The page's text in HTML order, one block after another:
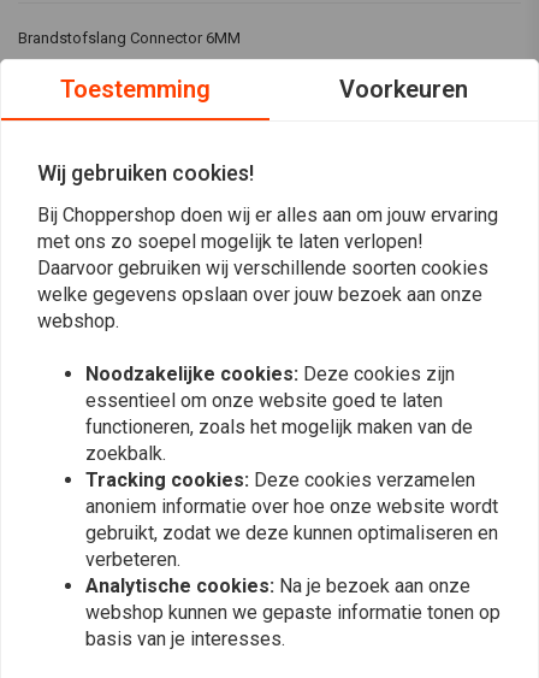
Brandstofslang Connector 6MM
(0 beoordelingen)
Plaats ook een review
Vergelijkbare producten
Toestemming Voorkeuren
Wij gebruiken cookies!
Bij Choppershop doen wij er alles aan om jouw ervaring
met ons zo soepel mogelijk te laten verlopen!
Daarvoor gebruiken wij verschillende soorten cookies
welke gegevens opslaan over jouw bezoek aan onze
webshop.
Noodzakelijke cookies: Deze cookies zijn
essentieel om onze website goed te laten
functioneren, zoals het mogelijk maken van de
zoekbalk.
Tracking cookies: Deze cookies verzamelen
anoniem informatie over hoe onze website wordt
gebruikt, zodat we deze kunnen optimaliseren en
verbeteren.
Analytische cookies: Na je bezoek aan onze
webshop kunnen we gepaste informatie tonen op
basis van je interesses.